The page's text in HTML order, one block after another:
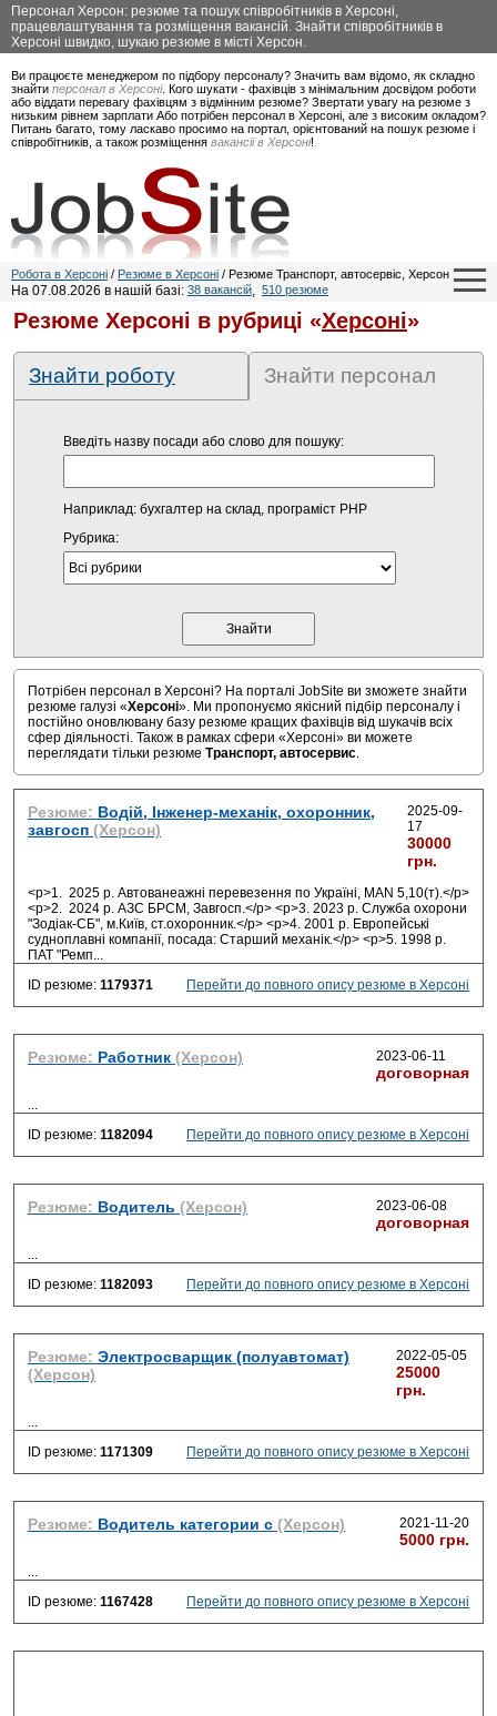
Персонал Херсон: резюме та пошук співробітників в Херсоні,
працевлаштування та розміщення вакансій. Знайти співробітників в
Херсоні швидко, шукаю резюме в місті Херсон.
Ви працюєте менеджером по підбору персоналу? Значить вам відомо, як складно
знайти персонал в Херсоні. Кого шукати - фахівців з мінімальним досвідом роботи
або віддати перевагу фахівцям з відмінним резюме? Звертати увагу на резюме з
низьким рівнем зарплати Або потрібен персонал в Херсоні, але з високим окладом?
Питань багато, тому ласкаво просимо на портал, орієнтований на пошук резюме і
співробітників, а також розміщення вакансії в Херсоні!
Робота в Херсоні / Резюме в Херсоні / Резюме Транспорт, автосервіс, Херсон
На 07.08.2026 в нашій базі: 38 вакансій, 510 резюме
Резюме Херсоні в рубриці «Херсоні»
Знайти роботу Знайти персонал
Введіть назву посади або слово для пошуку:
Наприклад: бухгалтер на склад, програміст PHP
Рубрика:
Потрібен персонал в Херсоні? На порталі JobSite ви зможете знайти
резюме галузі «Херсоні». Ми пропонуємо якісний підбір персоналу і
постійно оновлювану базу резюме кращих фахівців від шукачів всіх
сфер діяльності. Також в рамках сфери «Херсоні» ви можете
переглядати тільки резюме Транспорт, автосервис.
Резюме: Водій, Інженер-механік, охоронник,
завгосп (Херсон)
2025-09-
17
30000
грн.
<p>1. 2025 р. Автованеажні перевезення по Україні, MAN 5,10(т).</p>
<p>2. 2024 р. АЗС БРСМ, Завгосп.</p> <p>3. 2023 р. Служба охорони
"Зодіак-СБ", м.Київ, ст.охоронник.</p> <p>4. 2001 р. Европейські
судноплавні компанії, посада: Старший механік.</p> <p>5. 1998 р.
ПАТ "Ремп...
ID резюме: 1179371 Перейти до повного опису резюме в Херсоні
Резюме: Работник (Херсон) 2023-06-11
договорная
...
ID резюме: 1182094 Перейти до повного опису резюме в Херсоні
Резюме: Водитель (Херсон) 2023-06-08
договорная
...
ID резюме: 1182093 Перейти до повного опису резюме в Херсоні
Резюме: Электросварщик (полуавтомат)
(Херсон)
2022-05-05
25000
грн.
...
ID резюме: 1171309 Перейти до повного опису резюме в Херсоні
Резюме: Водитель категории с (Херсон) 2021-11-20
5000 грн.
...
ID резюме: 1167428 Перейти до повного опису резюме в Херсоні